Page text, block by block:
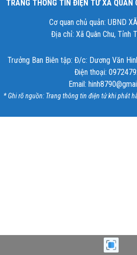
TRANG THÔNG TIN ĐIỆN TỬ XÃ QUÂN
Cơ quan chủ quản: UBND
Địa chỉ: Xã Quân Chu, Tỉnh
Trưởng Ban Biên tập: Đ/c: Dương Văn
Điện thoại:
Email:
* Ghi rõ nguồn: Trang thông tin điện tử khi phát